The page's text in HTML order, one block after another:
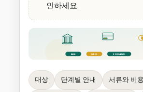
인하세요.
€
BANK CARDS DOCUMENTS
대상 단계별 안내
서류와 비용